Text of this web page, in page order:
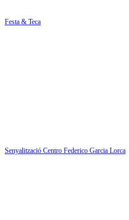
Festa & Teca
Senyalització Centro Federico Garcia Lorca